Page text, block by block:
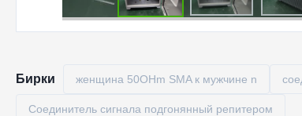
Бирки женщина 50OHm SMA к мужчине n
Соединитель сигнала подгонянный репитером